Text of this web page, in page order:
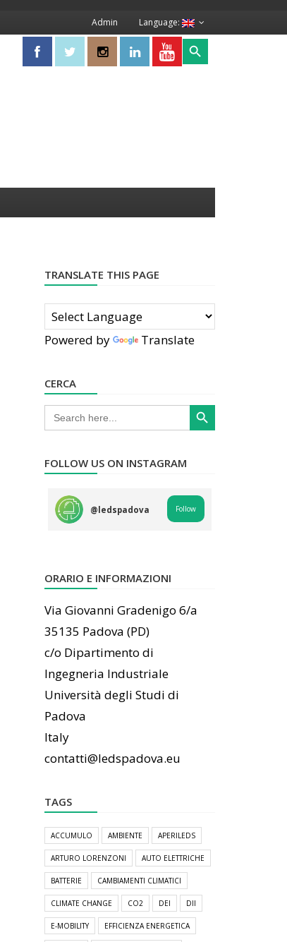
Admin Language:
Search
for:
Search Button
TRANSLATE THIS PAGE
Powered by Translate
CERCA
Search
for:
Search Button
FOLLOW US ON INSTAGRAM
@ledspadova Follow
ORARIO E INFORMAZIONI
Via Giovanni Gradenigo 6/a
35135 Padova (PD)
c/o Dipartimento di
Ingegneria Industriale
Università degli Studi di
Padova
Italy
contatti@ledspadova.eu
TAGS
ACCUMULO AMBIENTE APERILEDS
ARTURO LORENZONI AUTO ELETTRICHE
BATTERIE CAMBIAMENTI CLIMATICI
CLIMATE CHANGE CO2 DEI DII
E-MOBILITY EFFICIENZA ENERGETICA